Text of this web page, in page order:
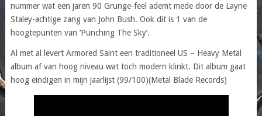
nummer wat een jaren 90 Grunge-feel ademt mede door de Layne
Staley-achtige zang van John Bush. Ook dit is 1 van de
hoogtepunten van ‘Punching The Sky’.
Al met al levert Armored Saint een traditioneel US – Heavy Metal
album af van hoog niveau wat toch modern klinkt. Dit album gaat
hoog eindigen in mijn jaarlijst (99/100)(Metal Blade Records)